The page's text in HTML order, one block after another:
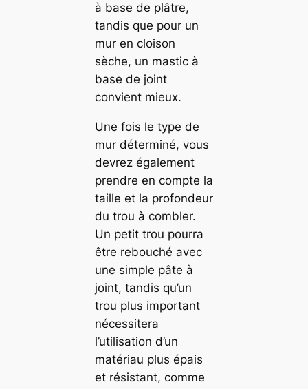
à base de plâtre,
tandis que pour un
mur en cloison
sèche, un mastic à
base de joint
convient mieux.
Une fois le type de
mur déterminé, vous
devrez également
prendre en compte la
taille et la profondeur
du trou à combler.
Un petit trou pourra
être rebouché avec
une simple pâte à
joint, tandis qu’un
trou plus important
nécessitera
l’utilisation d’un
matériau plus épais
et résistant, comme